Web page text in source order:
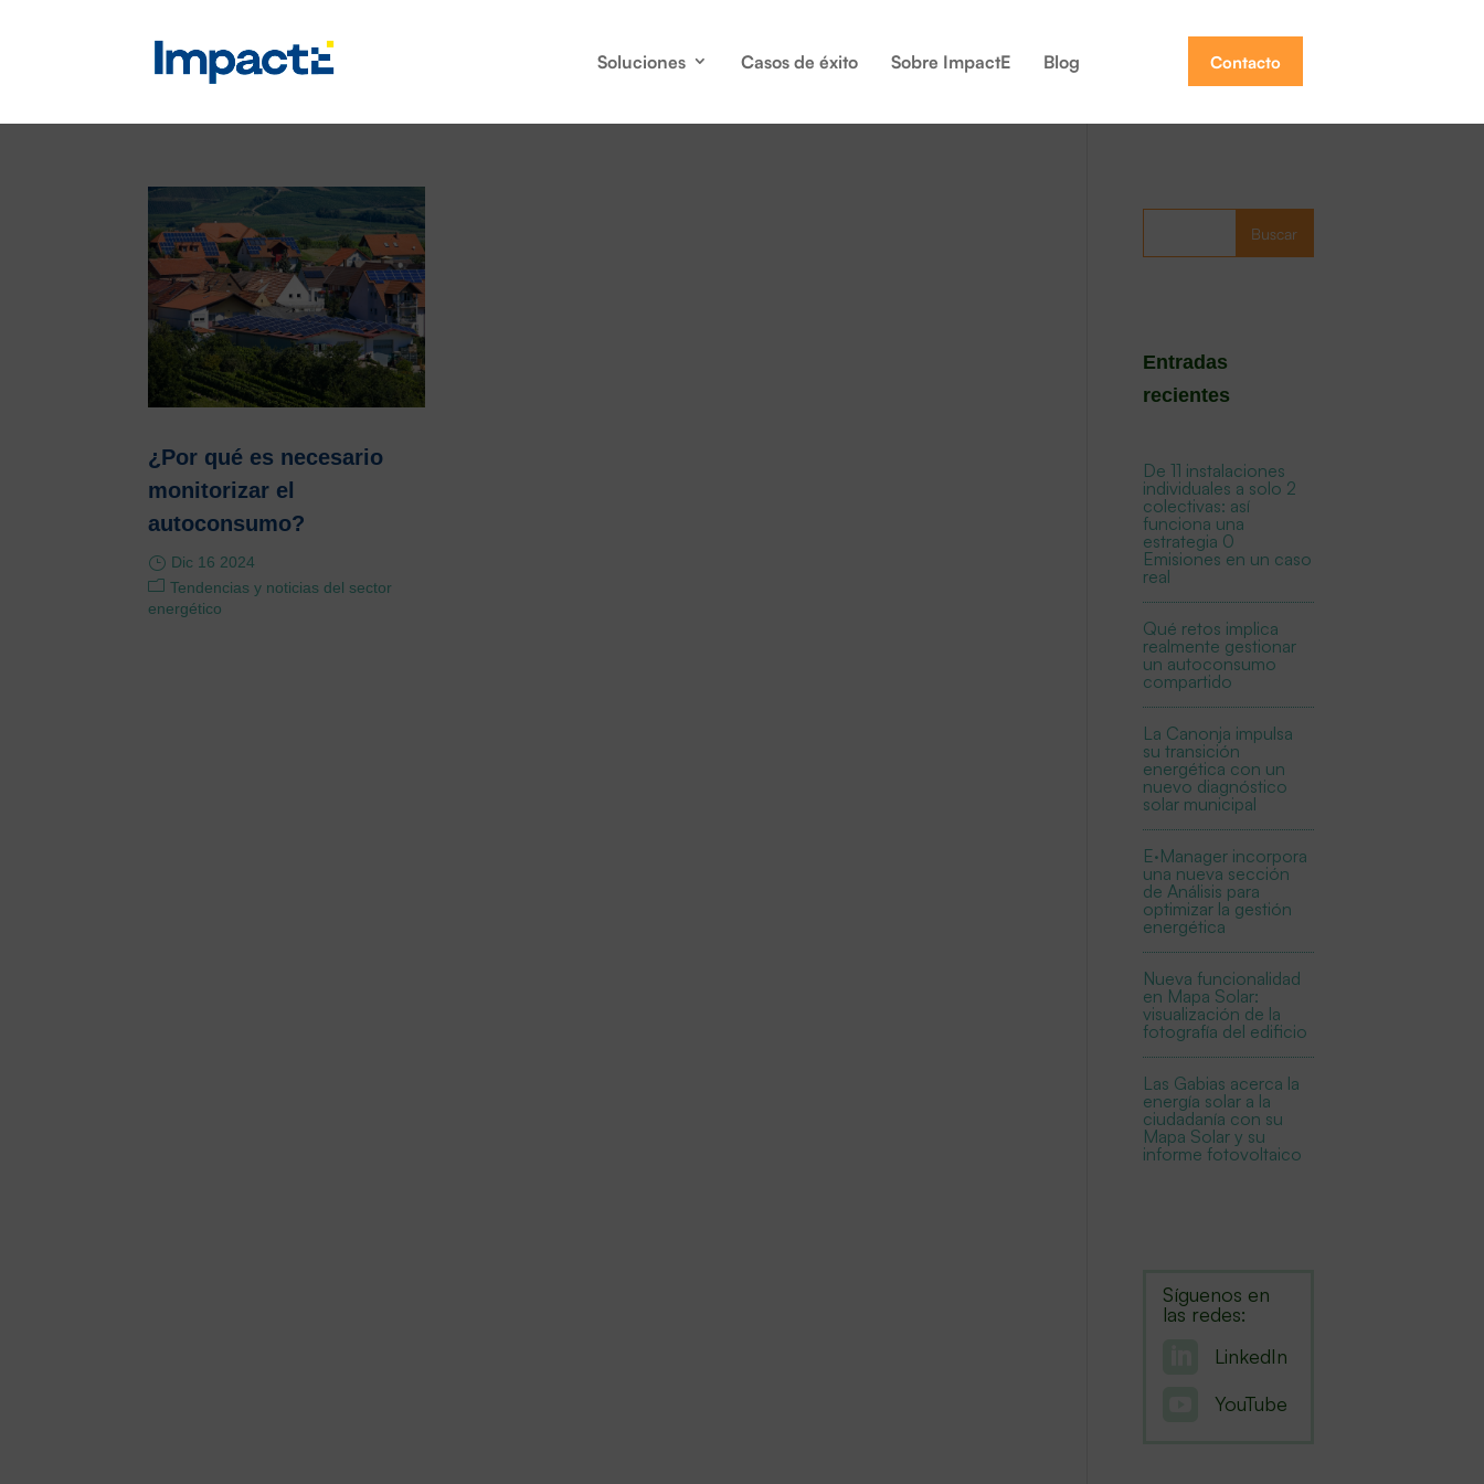
Soluciones Casos de éxito Sobre ImpactE Blog Contacto
¿Por qué es necesario
monitorizar el
autoconsumo?
Dic 16 2024
Tendencias y noticias del sector
energético
Buscar
Entradas
recientes
De 11 instalaciones
individuales a solo 2
colectivas: así
funciona una
estrategia 0
Emisiones en un caso
real
Qué retos implica
realmente gestionar
un autoconsumo
compartido
La Canonja impulsa
su transición
energética con un
nuevo diagnóstico
solar municipal
E·Manager incorpora
una nueva sección
de Análisis para
optimizar la gestión
energética
Nueva funcionalidad
en Mapa Solar:
visualización de la
fotografía del edificio
Las Gabias acerca la
energía solar a la
ciudadanía con su
Mapa Solar y su
informe fotovoltaico
Síguenos en
las redes:
LinkedIn
YouTube